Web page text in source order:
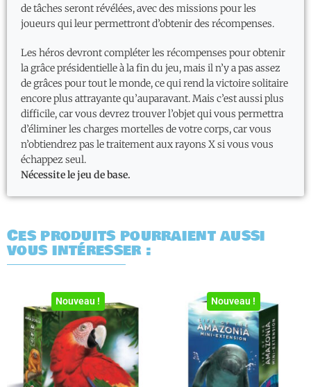
de tâches seront révélées, avec des missions pour les
joueurs qui leur permettront d’obtenir des récompenses.
Les héros devront compléter les récompenses pour obtenir
la grâce présidentielle à la fin du jeu, mais il n’y a pas assez
de grâces pour tout le monde, ce qui rend la victoire solitaire
encore plus attrayante qu’auparavant. Mais c’est aussi plus
difficile, car vous devrez trouver l’objet qui vous permettra
d’éliminer les charges mortelles de votre corps, car vous
n’obtiendrez pas le traitement aux rayons X si vous vous
échappez seul.
Nécessite le jeu de base.
Ces produits pourraient aussi
vous intéresser :
Nouveau ! Nouveau !